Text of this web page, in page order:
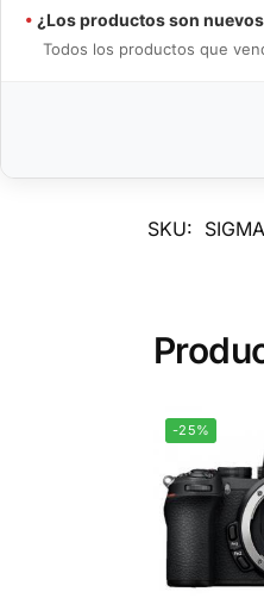
• ¿Los productos son
Todos los productos que
SKU:
-25%